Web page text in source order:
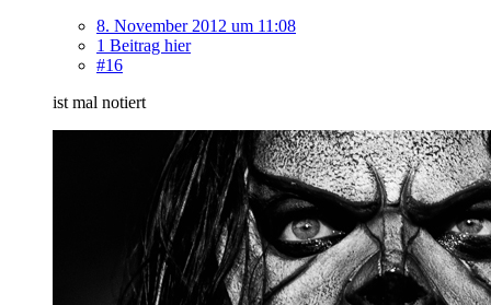
8. November 2012 um 11:08
1 Beitrag hier
#16
ist mal notiert